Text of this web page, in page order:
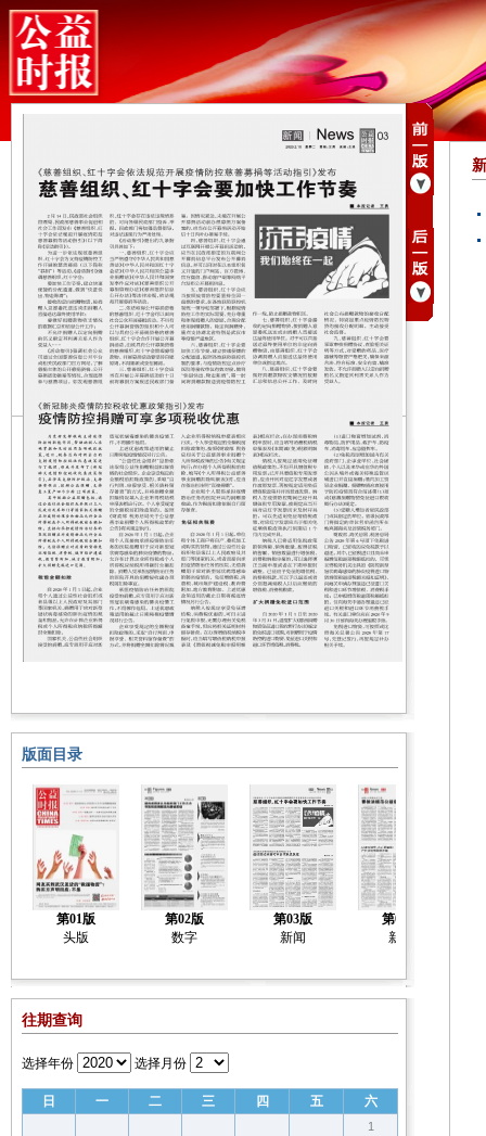
版面目录
第01版
头版
第02版
数字
第03版
新闻
第04版
新闻
往期查询
选择年份 选择月份
日 一 二 三 四 五 六
1